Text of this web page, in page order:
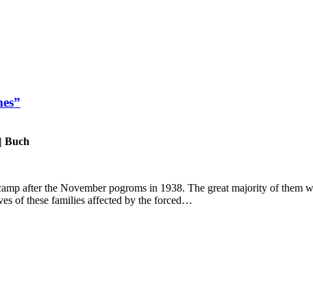
| Buch
after the November pogroms in 1938. The great majority of them
of these families affected by the forced…